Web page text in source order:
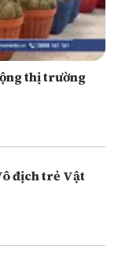
thị trường
địch trẻ Vật